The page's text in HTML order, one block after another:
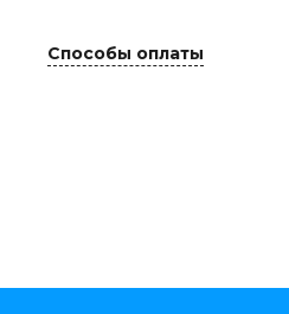
Способы оплаты